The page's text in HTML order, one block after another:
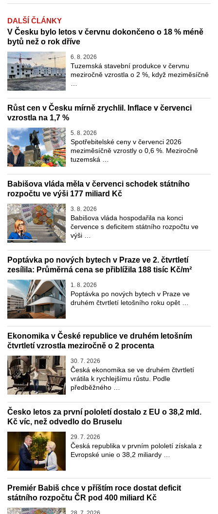
DALŠÍ ČLÁNKY
V Česku bylo letos v červnu dokončeno o 18 % méně
bytů než o rok dříve
6. 8. 2026
Tuzemská stavební produkce v červnu
meziročně vzrostla o 2 %, když meziměsíčně
Růst cen v Česku mírně zrychlil. Inflace v červenci
vzrostla na 1,7 %
5. 8. 2026
Spotřebitelské ceny v červenci 2026
meziměsíčně vzrostly o 0,6 %. Meziročně
tuzemská …
Babišova vláda měla v červenci schodek státního
rozpočtu ve výši 177 miliard Kč
3. 8. 2026
Babišova vláda hospodařila na konci
července s deficitem státního rozpočtu ve
výši …
Poptávka po nových bytech v Praze ve 2. čtvrtletí
zesílila: Průměrná cena se přiblížila 188 tisíc Kč/m²
1. 8. 2026
Poptávka po nových bytech v Praze ve
druhém čtvrtletí letošního roku opět …
Ekonomika v České republice ve druhém letošním
čtvrtletí vzrostla meziročně o 2 procenta
30. 7. 2026
Česká ekonomika se ve druhém čtvrtletí
vrátila k rychlejšímu růstu. Podle
předběžného …
Česko letos za první pololetí dostalo z EU o 38,2 mld.
Kč víc, než odvedlo do Bruselu
29. 7. 2026
Česká republika v prvním pololetí získala z
Evropské unie o 38,2 miliardy …
Premiér Babiš chce v příštím roce dostat deficit
státního rozpočtu ČR pod 400 miliard Kč